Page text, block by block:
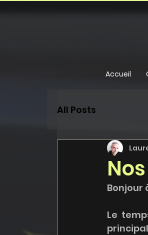
Accueil
All Posts
Bonjour
Le